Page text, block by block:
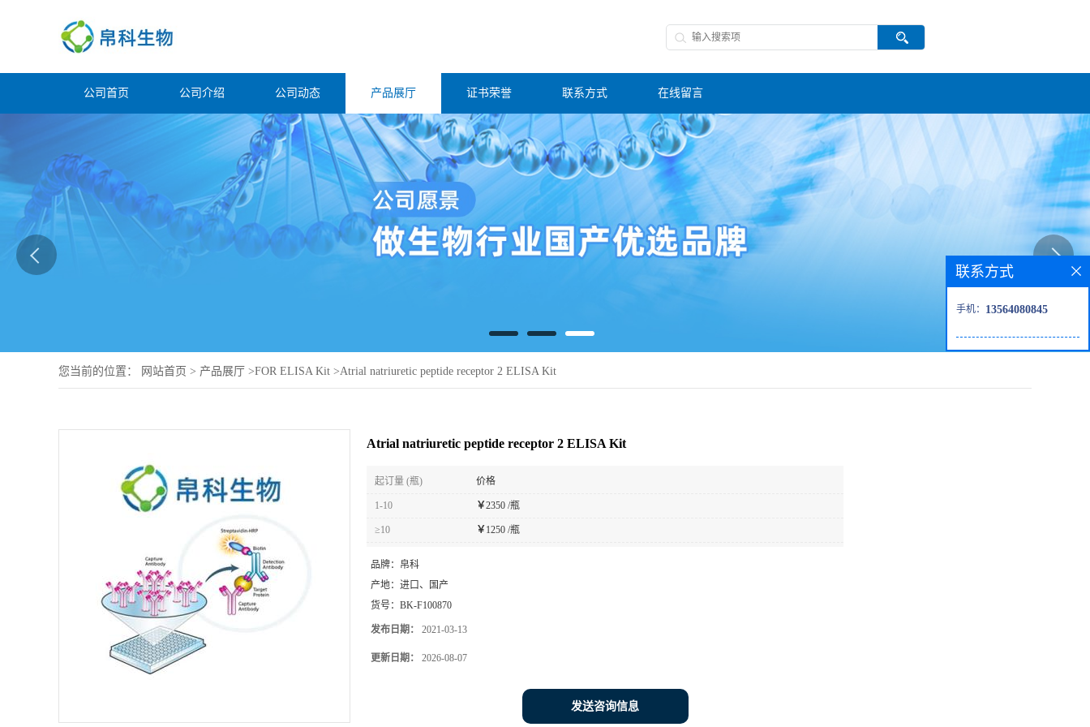
公司首页 公司介绍 公司动态 产品展厅 证书荣誉 联系方式 在线留言
您当前的位置： 网站首页 > 产品展厅 >FOR ELISA Kit >Atrial natriuretic peptide receptor 2 ELISA Kit
Atrial natriuretic peptide receptor 2 ELISA Kit
起订量 (瓶) 价格
1-10 ￥2350 /瓶
≥10 ￥1250 /瓶
品牌： 帛科
产地： 进口、国产
货号： BK-F100870
发布日期： 2021-03-13
更新日期： 2026-08-07
发送咨询信息
联系方式
手机： 13564080845